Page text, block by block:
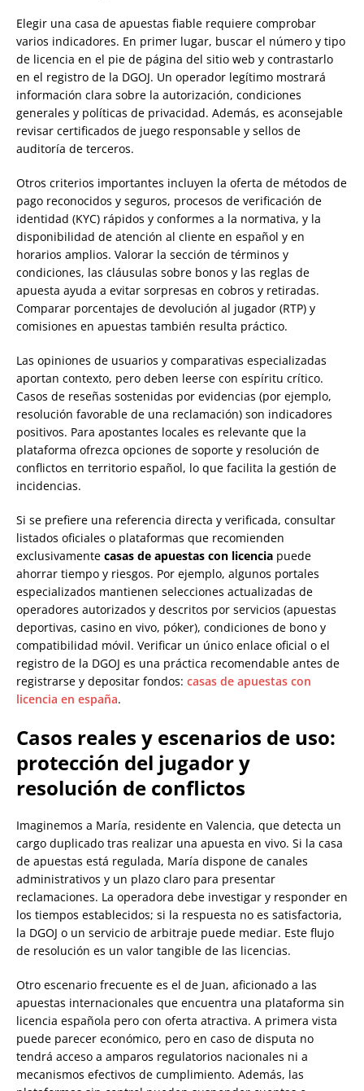
Elegir una casa de apuestas fiable requiere comprobar
varios indicadores. En primer lugar, buscar el número y tipo
de licencia en el pie de página del sitio web y contrastarlo
en el registro de la DGOJ. Un operador legítimo mostrará
información clara sobre la autorización, condiciones
generales y políticas de privacidad. Además, es aconsejable
revisar certificados de juego responsable y sellos de
auditoría de terceros.
Otros criterios importantes incluyen la oferta de métodos de
pago reconocidos y seguros, procesos de verificación de
identidad (KYC) rápidos y conformes a la normativa, y la
disponibilidad de atención al cliente en español y en
horarios amplios. Valorar la sección de términos y
condiciones, las cláusulas sobre bonos y las reglas de
apuesta ayuda a evitar sorpresas en cobros y retiradas.
Comparar porcentajes de devolución al jugador (RTP) y
comisiones en apuestas también resulta práctico.
Las opiniones de usuarios y comparativas especializadas
aportan contexto, pero deben leerse con espíritu crítico.
Casos de reseñas sostenidas por evidencias (por ejemplo,
resolución favorable de una reclamación) son indicadores
positivos. Para apostantes locales es relevante que la
plataforma ofrezca opciones de soporte y resolución de
conflictos en territorio español, lo que facilita la gestión de
incidencias.
Si se prefiere una referencia directa y verificada, consultar
listados oficiales o plataformas que recomienden
exclusivamente casas de apuestas con licencia puede
ahorrar tiempo y riesgos. Por ejemplo, algunos portales
especializados mantienen selecciones actualizadas de
operadores autorizados y descritos por servicios (apuestas
deportivas, casino en vivo, póker), condiciones de bono y
compatibilidad móvil. Verificar un único enlace oficial o el
registro de la DGOJ es una práctica recomendable antes de
registrarse y depositar fondos: casas de apuestas con
licencia en españa.
Casos reales y escenarios de uso:
protección del jugador y
resolución de conflictos
Imaginemos a María, residente en Valencia, que detecta un
cargo duplicado tras realizar una apuesta en vivo. Si la casa
de apuestas está regulada, María dispone de canales
administrativos y un plazo claro para presentar
reclamaciones. La operadora debe investigar y responder en
los tiempos establecidos; si la respuesta no es satisfactoria,
la DGOJ o un servicio de arbitraje puede mediar. Este flujo
de resolución es un valor tangible de las licencias.
Otro escenario frecuente es el de Juan, aficionado a las
apuestas internacionales que encuentra una plataforma sin
licencia española pero con oferta atractiva. A primera vista
puede parecer económico, pero en caso de disputa no
tendrá acceso a amparos regulatorios nacionales ni a
mecanismos efectivos de cumplimiento. Además, las